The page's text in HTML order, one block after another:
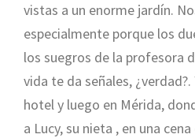
vistas a un enorme jardín.
especialmente porque los
los suegros de la profesora
vida te da señales,
hotel y luego en Mérida,
a Lucy, su nieta , en una